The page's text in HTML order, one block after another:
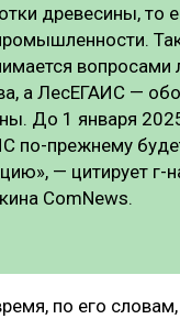
древесины, то
вопросами
а ЛесЕГАИС —
До 1 января
по-прежнему
— цитирует г-
ComNews.
по его